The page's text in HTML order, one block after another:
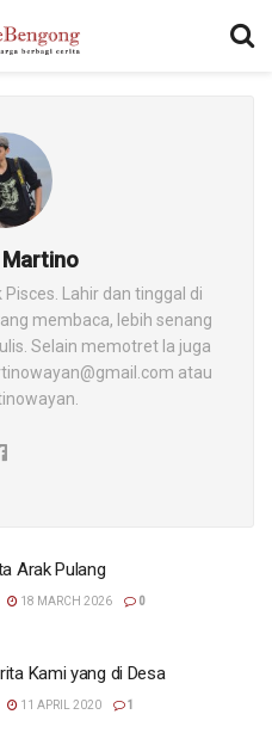
Martino
Lahir dan tinggal di
membaca, lebih senang
Selain memotret Ia juga
atau
Arak Pulang
18 MARCH 2026 0
Kami yang di Desa
11 APRIL 2020 1